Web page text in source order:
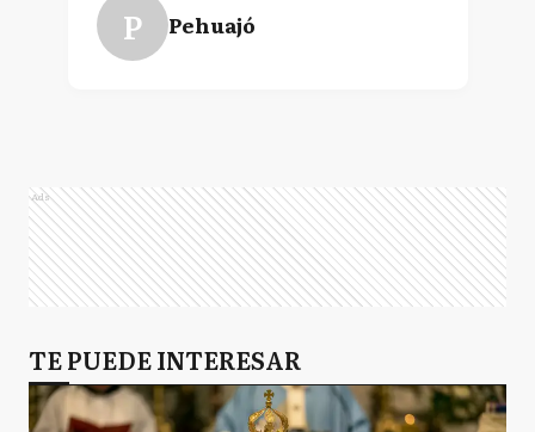
P Pehuajó
Ads
TE PUEDE INTERESAR